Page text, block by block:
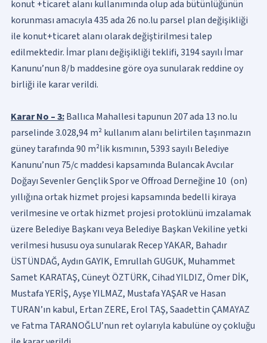
konut +ticaret alanı kullanımında olup ada bütünlüğünün
korunması amacıyla 435 ada 26 no.lu parsel plan değişikliği
ile konut+ticaret alanı olarak değiştirilmesi talep
edilmektedir. İmar planı değişikliği teklifi, 3194 sayılı İmar
Kanunu’nun 8/b maddesine göre oya sunularak reddine oy
birliği ile karar verildi.
Karar No – 3:Ballıca Mahallesi tapunun 207 ada 13 no.lu
parselinde 3.028,94 m² kullanım alanı belirtilen taşınmazın
güney tarafında 90 m²lik kısmının, 5393 sayılı Belediye
Kanunu’nun 75/c maddesi kapsamında Bulancak Avcılar
Doğayı Sevenler Gençlik Spor ve Offroad Derneğine 10 (on)
yıllığına ortak hizmet projesi kapsamında bedelli kiraya
verilmesine ve ortak hizmet projesi protoklünü imzalamak
üzere Belediye Başkanı veya Belediye Başkan Vekiline yetki
verilmesi hususu oya sunularak Recep YAKAR, Bahadır
ÜSTÜNDAĞ, Aydın GAYIK, Emrullah GUGUK, Muhammet
Samet KARATAŞ, Cüneyt ÖZTÜRK, Cihad YILDIZ, Ömer DİK,
Mustafa YERİŞ, Ayşe YILMAZ, Mustafa YAŞAR ve Hasan
TURAN’ın kabul, Ertan ZERE, Erol TAŞ, Saadettin ÇAMAYAZ
ve Fatma TARANOĞLU’nun ret oylarıyla kabulüne oy çokluğu